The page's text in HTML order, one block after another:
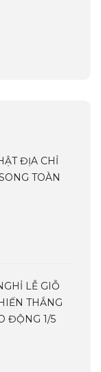
ĐỊA CHỈ
TOÀN
LỄ GIỖ
THẮNG
ĐỘNG 1/5